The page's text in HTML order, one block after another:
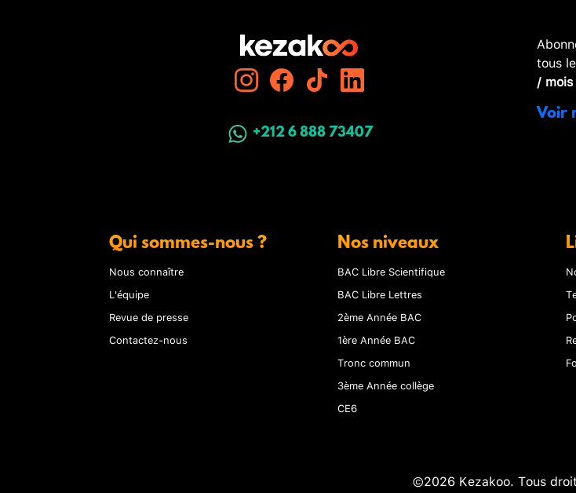
+212 6 888 73407
tous
/ mois
Voir
Qui sommes-nous ?
Nous connaître
L'équipe
Revue de presse
Contactez-nous
Nos niveaux
BAC Libre Scientifique
BAC Libre Lettres
2ème Année BAC
1ère Année BAC
Tronc commun
3ème Année collège
CE6
©2026 Kezakoo. Tous